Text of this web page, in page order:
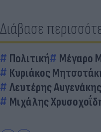
Διάβασε
Πολιτική
Μέγαρο
Κυριάκος
Λευτέρης Αυγενάκης
Μιχάλης